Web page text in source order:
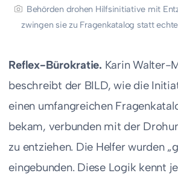
Behörden drohen Hilfsinitiative mit
zwingen sie zu Fragenkatalog statt
Reflex-Bürokratie. Karin Walter-
beschreibt der BILD, wie die
einen umfangreichen
bekam, verbunden mit der
zu entziehen. Die Helfer wurden
eingebunden. Diese Logik kennt